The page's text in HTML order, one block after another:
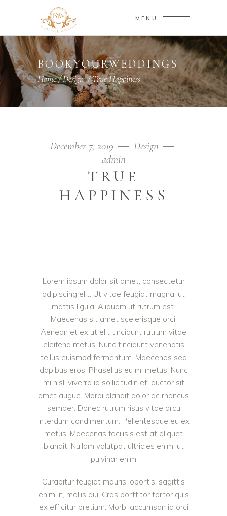
MENU
BOOKYOURWEDDINGS
Home/Design/True Happiness
December 7, 2019
Design
admin
TRUE
HAPPINESS
Lorem ipsum dolor sit amet, consectetur
adipiscing elit. Ut vitae feugiat magna, ut
mattis ligula. Aliquam ut rutrum est.
Maecenas sit amet scelerisque orci.
Aenean et ex ut elit tincidunt rutrum vitae
eleifend metus. Nunc tincidunt venenatis
tellus euismod fermentum. Maecenas sed
dapibus eros. Phasellus eu mi metus. Nunc
mi nisl, viverra id sollicitudin et, auctor sit
amet augue. Morbi blandit dolor ac rhoncus
semper. Donec rutrum risus vitae arcu
interdum condimentum. Pellentesque eu ex
metus. Maecenas facilisis est at aliquet
blandit. Nullam volutpat ultricies enim, ut
pulvinar enim
Curabitur feugiat mauris lobortis, sagittis
enim in, mollis dui. Cras porttitor tortor quis
ex efficitur pretium. Morbi accumsan id orci